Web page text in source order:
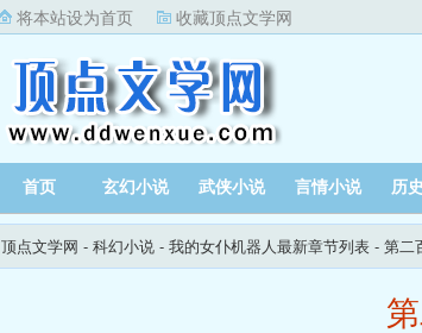
将本站设为首页 收藏顶点文学网
首页 玄幻小说 武侠小说 言情小说 历
顶点文学网 - 科幻小说 - 我的女仆机器人最新章节列表 - 第二